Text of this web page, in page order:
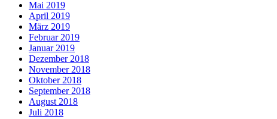
Mai 2019
April 2019
März 2019
Februar 2019
Januar 2019
Dezember 2018
November 2018
Oktober 2018
September 2018
August 2018
Juli 2018